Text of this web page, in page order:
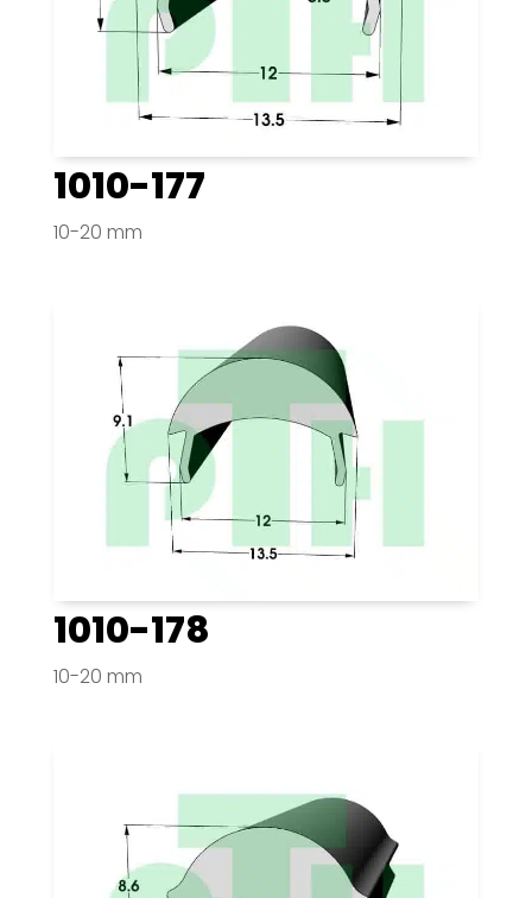
1010-177
10-20 mm
1010-178
10-20 mm